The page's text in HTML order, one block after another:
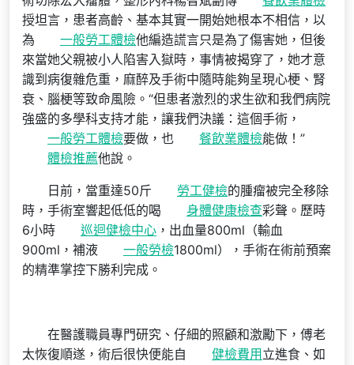
授坦言，患者高齡、基本其實一開始她根本不相信，以
為
一般勞工體檢他編造謊言只是為了傷害她，但後
來當她父親被小人陷害入獄時，事情被揭穿了，她才意
識到病復雜危重，麻醉及手術中隨時能夠呈現心梗、腎
衰、腦梗等致命風險。“但患者激烈的求生欲和我們病院
強盛的多學科支持才能，讓我們決議：這個手術，
一般勞工體檢要做，也 餐飲業體檢能做！”
體檢推薦他說。
日前，當重達50斤 勞工健檢的腫瘤被完全移除
時，手術室響起低低的喝
身體健康檢查彩聲。歷時
6小時
巡迴健檢中心 ，出血量800ml（輸血
900ml，補液
一般勞檢1800ml），手術在術前預案
的精準掌控下勝利完成。
在醫護職員專門研究、仔細的照顧和激勵下，傅老
太恢復順遂，術后很快便能自
健檢費用 立進食、如